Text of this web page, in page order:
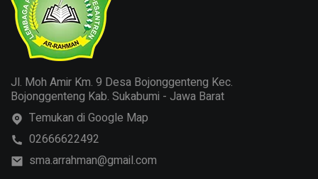
Jl. Moh Amir Km. 9 Desa Bojonggenteng Kec.
Bojonggenteng Kab. Sukabumi - Jawa Barat
Temukan di Google Map
02666622492
sma.arrahman@gmail.com